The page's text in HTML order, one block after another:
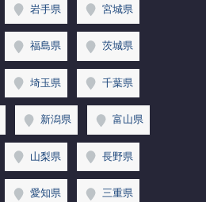
岩手県 宮城県
福島県 茨城県
埼玉県 千葉県
新潟県 富山県
山梨県 長野県
愛知県 三重県